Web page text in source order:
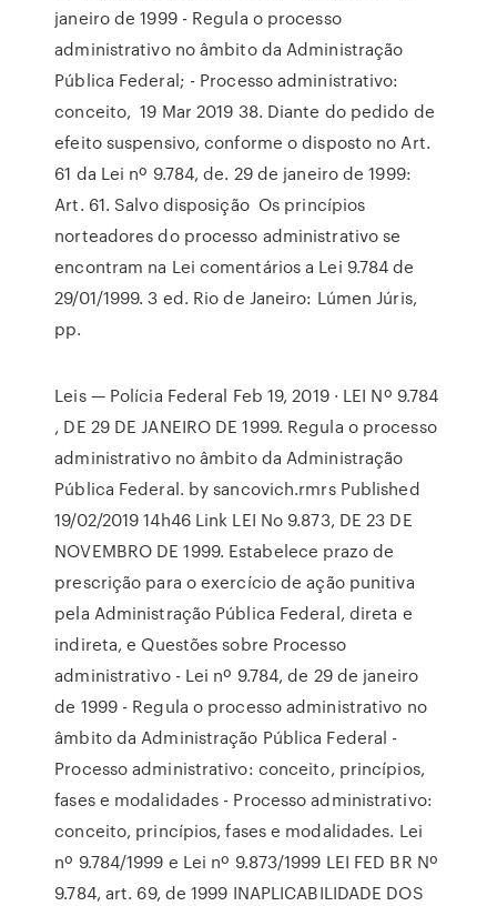
janeiro de 1999 - Regula o processo
administrativo no âmbito da Administração
Pública Federal; - Processo administrativo:
conceito, 19 Mar 2019 38. Diante do pedido de
efeito suspensivo, conforme o disposto no Art.
61 da Lei nº 9.784, de. 29 de janeiro de 1999:
Art. 61. Salvo disposição Os princípios
norteadores do processo administrativo se
encontram na Lei comentários a Lei 9.784 de
29/01/1999. 3 ed. Rio de Janeiro: Lúmen Júris,
pp.
Leis — Polícia Federal Feb 19, 2019 · LEI Nº 9.784
, DE 29 DE JANEIRO DE 1999. Regula o processo
administrativo no âmbito da Administração
Pública Federal. by sancovich.rmrs Published
19/02/2019 14h46 Link LEI No 9.873, DE 23 DE
NOVEMBRO DE 1999. Estabelece prazo de
prescrição para o exercício de ação punitiva
pela Administração Pública Federal, direta e
indireta, e Questões sobre Processo
administrativo - Lei nº 9.784, de 29 de janeiro
de 1999 - Regula o processo administrativo no
âmbito da Administração Pública Federal -
Processo administrativo: conceito, princípios,
fases e modalidades - Processo administrativo:
conceito, princípios, fases e modalidades. Lei
nº 9.784/1999 e Lei nº 9.873/1999 LEI FED BR Nº
9.784, art. 69, de 1999 INAPLICABILIDADE DOS